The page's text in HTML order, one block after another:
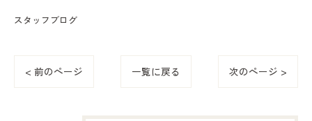
スタッフブログ
< 前のページ 一覧に戻る 次のページ >